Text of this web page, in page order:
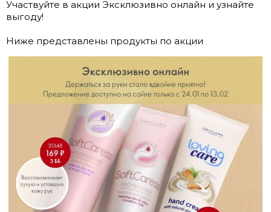
Участвуйте в акции Эксклюзивно онлайн и узнайте
выгоду!
Ниже представлены продукты по акции